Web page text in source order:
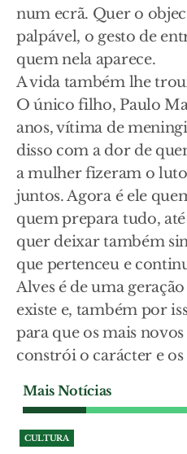
num ecrã. Quer o
palpável, o gesto de
quem nela aparece.
A vida também lhe
O único filho, Paulo
anos, vítima de
disso com a dor de
a mulher fizeram o
juntos. Agora é ele
quem prepara tudo,
quer deixar também
que pertenceu e
Alves é de uma
existe e, também por
para que os mais
constrói o carácter e
Mais Notícias
CULTURA